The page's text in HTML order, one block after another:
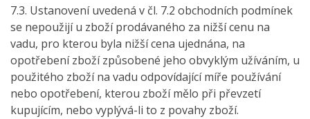
7.3. Ustanovení uvedená v čl. 7.2 obchodních podmínek
se nepoužijí u zboží prodávaného za nižší cenu na
vadu, pro kterou byla nižší cena ujednána, na
opotřebení zboží způsobené jeho obvyklým užíváním, u
použitého zboží na vadu odpovídající míře používání
nebo opotřebení, kterou zboží mělo při převzetí
kupujícím, nebo vyplývá-li to z povahy zboží.